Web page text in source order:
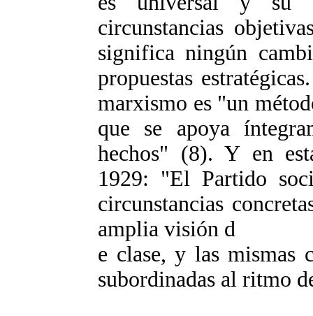
circunstancias
significa ningún
propuestas
marxismo es "un
que se apoya
hechos" (8). Y en
1929: "El Partido
circunstancias
amplia visión d
e clase, y las mismas
subordinadas al ritmo